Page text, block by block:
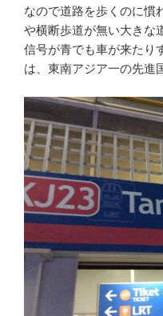
なので道路を歩くのに慣
や横断歩道が無い大きな
信号が青でも車が来たり
は、東南アジア一の先進